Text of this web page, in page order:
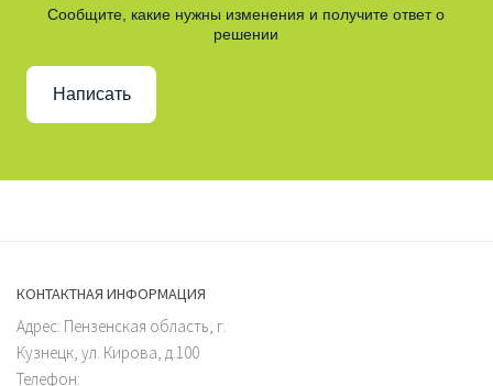
Сообщите, какие нужны изменения и получите ответ о
решении
Написать
КОНТАКТНАЯ ИНФОРМАЦИЯ
Адрес: Пензенская область, г.
Кузнецк, ул. Кирова, д.100
Телефон: